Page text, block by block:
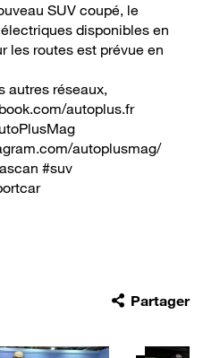
SUV coupé, le
disponibles en
les routes est prévue en
autres réseaux,
autoplus.fr
autoplusmag/
#suv
Partager